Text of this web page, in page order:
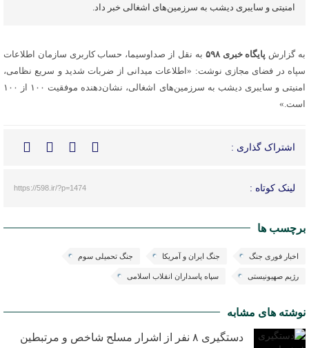
امنیتی و سایبری دیشب به سرزمین‌های اشغالی خبر داد.
به گزارش پایگاه خبری ۵۹۸
به نقل از صداوسیما، حساب کاربری سازمان اطلاعات
سپاه در فضای مجازی نوشت: «اطلاعات میدانی از ضربات شدید و سریع نظامی،
امنیتی و سایبری دیشب به سرزمین‌های اشغالی، نشان‌دهنده موفقیت ۱۰۰ از ۱۰۰
است.»
اشتراک گذاری :
لینک کوتاه : https://598.ir/?p=1474
برچسب ها
اخبار فوری جنگ جنگ ایران و آمریکا جنگ تحمیلی سوم
رژیم صهیونیستی سپاه پاسداران انقلاب اسلامی
نوشته های مشابه
دستگیری ۸ نفر از اشرار مسلح شاخص و مرتبطین